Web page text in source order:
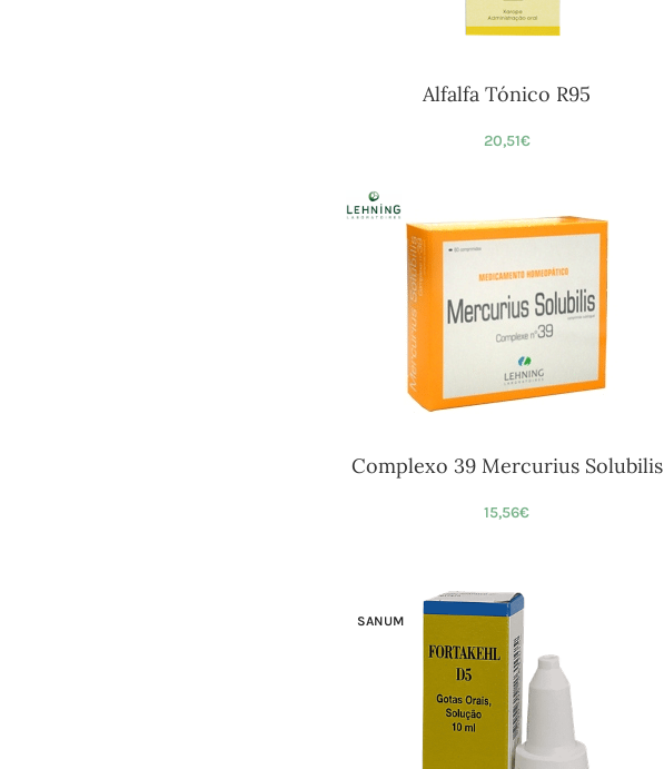
Alfalfa Tónico R95
20,51€
Complexo 39 Mercurius Solubilis
15,56€
SANUM